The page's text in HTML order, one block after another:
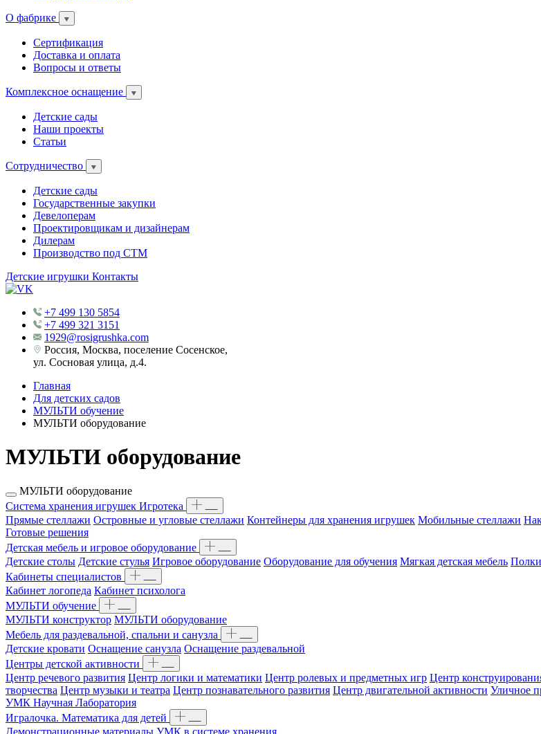
О фабрике
Сертификация
Доставка и оплата
Вопросы и ответы
Комплексное оснащение
Детские сады
Наши проекты
Статьи
Сотрудничество
Детские сады
Государственные закупки
Девелоперам
Проектировщикам и дизайнерам
Дилерам
Производство под СТМ
Детские игрушки Контакты
+7 499 130 5854
+7 499 321 3151
1929@rosigrushka.com
Россия, Москва, поселение Сосенское,
ул. Сосновая улица, д.4.
Главная
Для детских садов
МУЛЬТИ обучение
МУЛЬТИ оборудование
МУЛЬТИ оборудование
МУЛЬТИ оборудование
Система хранения игрушек Игротека
Прямые стеллажи Островные и угловые стеллажи Контейнеры для хранения игрушек Мобильные стеллажи
Готовые решения
Детская мебель и игровое оборудование
Детские столы Детские стулья Игровое оборудование Оборудование для обучения Мягкая детская мебель
Кабинеты специалистов
Кабинет логопеда Кабинет психолога
МУЛЬТИ обучение
МУЛЬТИ конструктор МУЛЬТИ оборудование
Мебель для раздевальной, спальни и санузла
Детские кровати Оснащение санузла Оснащение раздевальной
Центры детской активности
Центр речевого развития Центр логики и математики Центр ролевых и предметных игр Центр
творчества Центр музыки и театра Центр познавательного развития Центр двигательной активности Уличное
УМК Научная Лаборатория
Игралочка. Математика для детей
Демонстрационные материалы УМК в системе хранения